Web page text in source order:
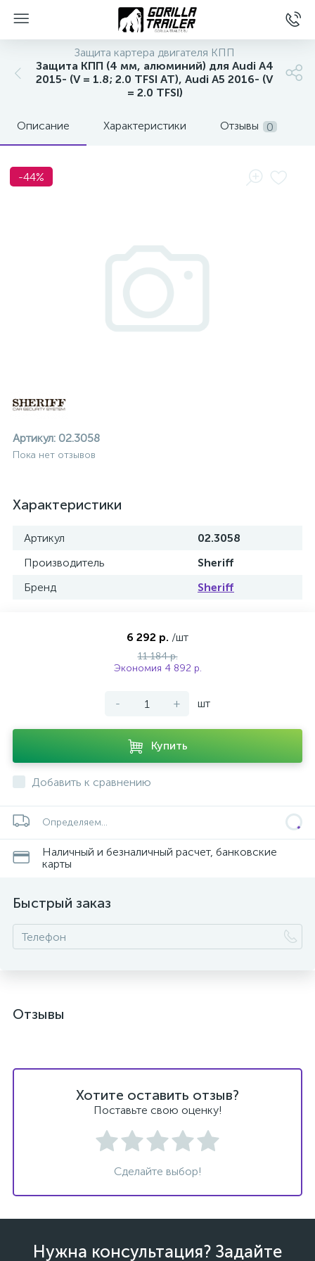
Защита картера двигателя КПП
Защита КПП (4 мм, алюминий) для Audi A4
2015- (V = 1.8; 2.0 TFSI AT), Audi A5 2016- (V
= 2.0 TFSI)
Описание Характеристики Отзывы 0
-44%
Артикул: 02.3058
Пока нет отзывов
Характеристики
Артикул
02.3058
Производитель
Sheriff
Бренд
Sheriff
6 292 р. /шт
11 184 р.
Экономия 4 892 р.
- + шт
Купить
Добавить к сравнению
Определяем...
Наличный и безналичный расчет, банковские
карты
Быстрый заказ
Отзывы
Хотите оставить отзыв?
Поставьте свою оценку!
Сделайте выбор!
Нужна консультация? Задайте